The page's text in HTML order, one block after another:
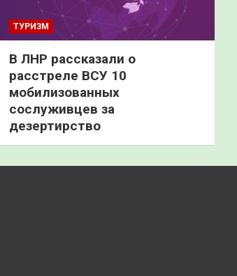
ТУРИЗМ
В ЛНР рассказали о
расстреле ВСУ 10
мобилизованных
сослуживцев за
дезертирство